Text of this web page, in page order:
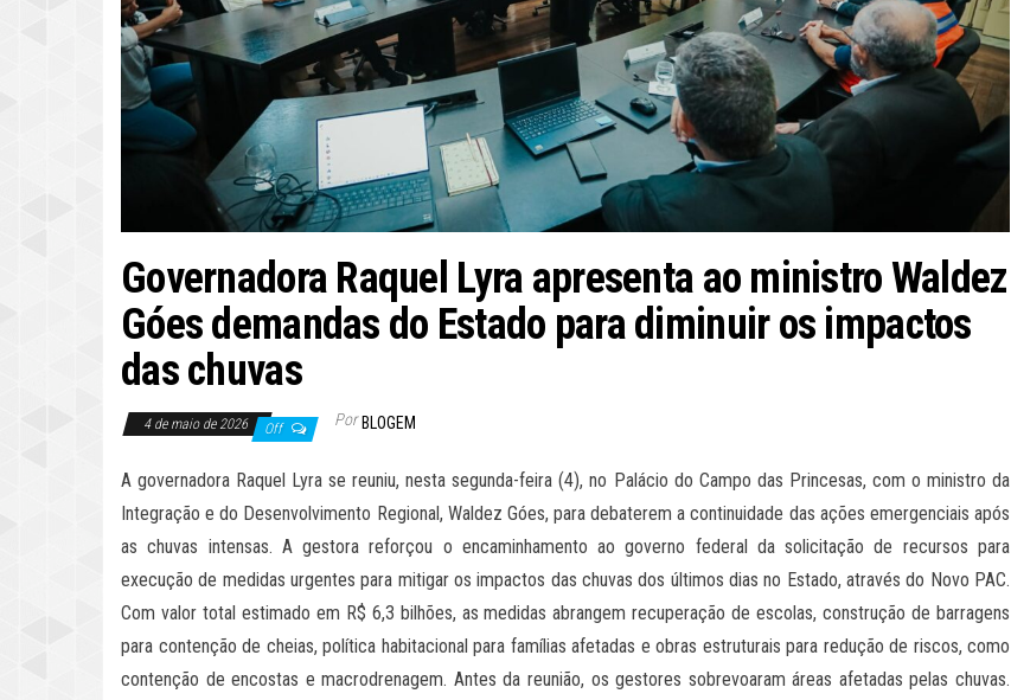
Governadora Raquel Lyra apresenta ao ministro Waldez
Góes demandas do Estado para diminuir os impactos
das chuvas
4 de maio de 2026 Off Por BLOGEM
A governadora Raquel Lyra se reuniu, nesta segunda-feira (4), no Palácio do Campo das Princesas, com o ministro da
Integração e do Desenvolvimento Regional, Waldez Góes, para debaterem a continuidade das ações emergenciais após
as chuvas intensas. A gestora reforçou o encaminhamento ao governo federal da solicitação de recursos para
execução de medidas urgentes para mitigar os impactos das chuvas dos últimos dias no Estado, através do Novo PAC.
Com valor total estimado em R$ 6,3 bilhões, as medidas abrangem recuperação de escolas, construção de barragens
para contenção de cheias, política habitacional para famílias afetadas e obras estruturais para redução de riscos, como
contenção de encostas e macrodrenagem. Antes da reunião, os gestores sobrevoaram áreas afetadas pelas chuvas.